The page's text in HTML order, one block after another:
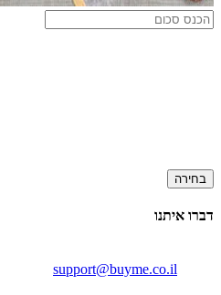
בחירה
דברו איתנו
support@buyme.co.il